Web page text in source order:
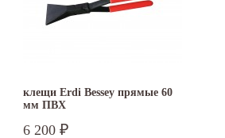
клещи Erdi Bessey прямые 60
мм ПВХ
6 200 ₽